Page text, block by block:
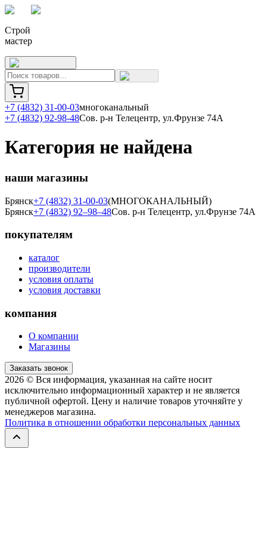
Строй
мастер
+7 (4832) 31-00-03многоканальный
+7 (4832) 92-98-48Сов. р-н Телецентр, ул.Фрунзе 74А
Категория не найдена
наши магазины
Брянск+7 (4832) 31-00-03(МНОГОКАНАЛЬНЫЙ)
Брянск+7 (4832) 92–98–48Сов. р-н Телецентр, ул.Фрунзе 74А
покупателям
каталог
производители
условия оплаты
условия доставки
компания
О компании
Магазины
Заказать звонок
2026 © Вся информация, указанная на сайте носит
исключительно информационный характер и не является
публичной офертой. Цену и наличие товаров уточняйте у
менеджеров магазина.
Политика в отношении обработки персональных данных